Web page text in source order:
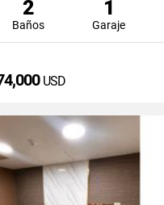
2
Baños
1
Garaje
USD